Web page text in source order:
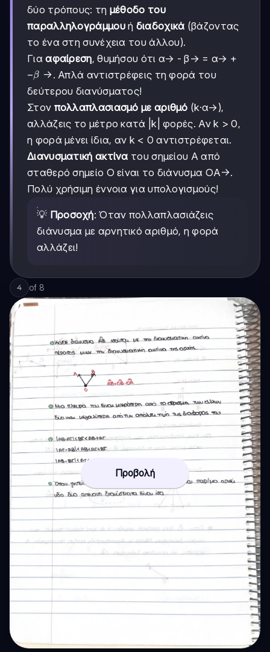
δύο τρόπους: τη μέθοδο του
παραλληλογράμμουή διαδοχικά (βάζοντας
το ένα στη συνέχεια του άλλου).
Γιααφαίρεση, θυμήσου ότι α→ - β→ = α→ +
-β→
−β →. Απλά αντιστρέφεις τη φορά του
δεύτερου διανύσματος!
Στον πολλαπλασιασμό με αριθμό (k·α→),
αλλάζεις το μέτρο κατά |k| φορές. Αν k > 0,
η φορά μένει ίδια, αν k < 0 αντιστρέφεται.
Διανυσματική ακτίνα του σημείου Α από
σταθερό σημείο Ο είναι το διάνυσμα ΟΑ→.
Πολύ χρήσιμη έννοια για υπολογισμούς!
💡 Προσοχή: Όταν πολλαπλασιάζεις
διάνυσμα με αρνητικό αριθμό, η φορά
αλλάζει!
4 of 8
Προβολή